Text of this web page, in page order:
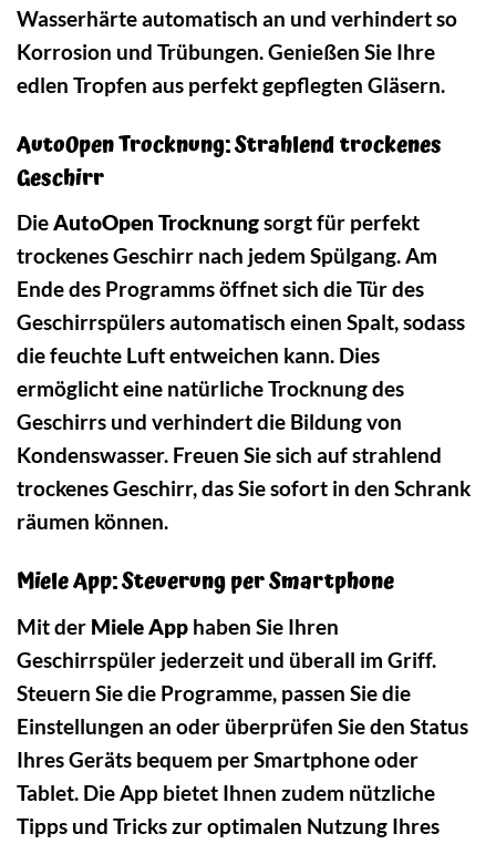
Wasserhärte automatisch an und verhindert so
Korrosion und Trübungen. Genießen Sie Ihre
edlen Tropfen aus perfekt gepflegten Gläsern.
AutoOpen Trocknung: Strahlend trockenes
Geschirr
DieAutoOpen Trocknungsorgt für perfekt
trockenes Geschirr nach jedem Spülgang. Am
Ende des Programms öffnet sich die Tür des
Geschirrspülers automatisch einen Spalt, sodass
die feuchte Luft entweichen kann. Dies
ermöglicht eine natürliche Trocknung des
Geschirrs und verhindert die Bildung von
Kondenswasser. Freuen Sie sich auf strahlend
trockenes Geschirr, das Sie sofort in den Schrank
räumen können.
Miele App: Steuerung per Smartphone
Mit der Miele App haben Sie Ihren
Geschirrspüler jederzeit und überall im Griff.
Steuern Sie die Programme, passen Sie die
Einstellungen an oder überprüfen Sie den Status
Ihres Geräts bequem per Smartphone oder
Tablet. Die App bietet Ihnen zudem nützliche
Tipps und Tricks zur optimalen Nutzung Ihres